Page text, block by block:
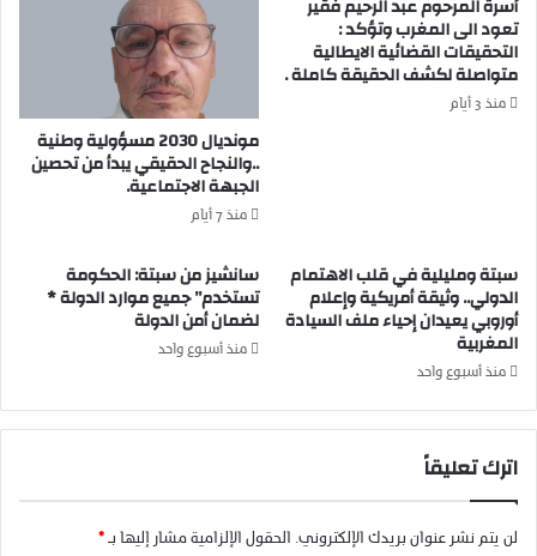
ط
ن
ي
ة
ل
إ
ن
س
ا
ض
ي
ا
ل
ص
ا
ل
أسرة المرحوم عبد الرحيم فقير
تعود الى المغرب وتؤكد :
التحقيقات القضائية الايطالية
متواصلة لكشف الحقيقة كاملة .
منذ 3 أيام
مونديال 2030 مسؤولية وطنية
..والنجاح الحقيقي يبدأ من تحصين
الجبهة الاجتماعية.
منذ 7 أيام
سبتة ومليلية في قلب الاهتمام
الدولي.. وثيقة أمريكية وإعلام
أوروبي يعيدان إحياء ملف السيادة
المغربية
منذ أسبوع واحد
سانشيز من سبتة: الحكومة
تستخدم” جميع موارد الدولة *
لضمان أمن الدولة
منذ أسبوع واحد
اترك تعليقاً
لن يتم نشر عنوان بريدك الإلكتروني. الحقول الإلزامية مشار إليها بـ *